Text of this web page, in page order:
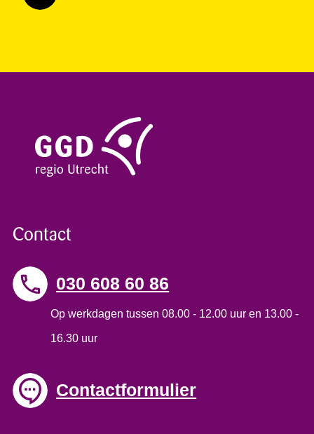
Contact
030 608 60 86
Op werkdagen tussen 08.00 - 12.00 uur en 13.00 -
16.30 uur
Contactformulier